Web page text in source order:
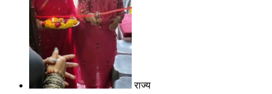
राज्य